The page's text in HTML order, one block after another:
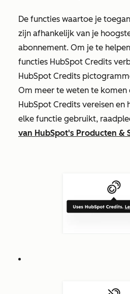
De functies waartoe je
zijn afhankelijk van je
abonnement. Om je te
functies HubSpot Credits
HubSpot Credits
Om meer te weten te komen
HubSpot Credits vereisen en
elke functie gebruikt,
van HubSpot's Producten &